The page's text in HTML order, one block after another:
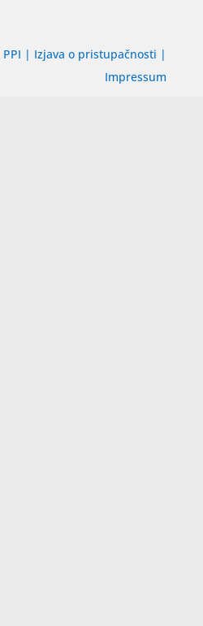
PPI | Izjava o pristupačnosti |
Impressum